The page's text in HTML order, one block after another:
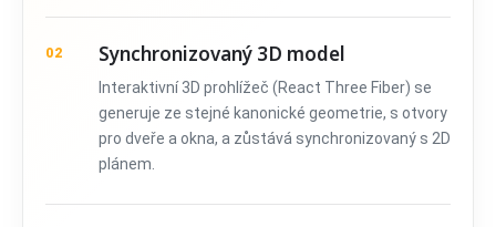
02 Synchronizovaný 3D model
Interaktivní 3D prohlížeč (React Three Fiber) se
generuje ze stejné kanonické geometrie, s otvory
pro dveře a okna, a zůstává synchronizovaný s 2D
plánem.